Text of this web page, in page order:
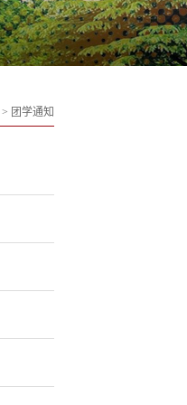
> 团学通知